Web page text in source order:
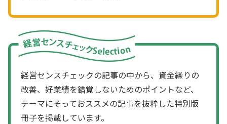
経営センスチェックの記事の中から、資金繰りの
改善、好業績を錯覚しないためのポイントなど、
テーマにそっておススメの記事を抜粋した特別版
冊子を掲載しています。